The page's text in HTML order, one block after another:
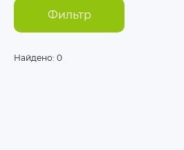
Фильтр
Найдено: 0